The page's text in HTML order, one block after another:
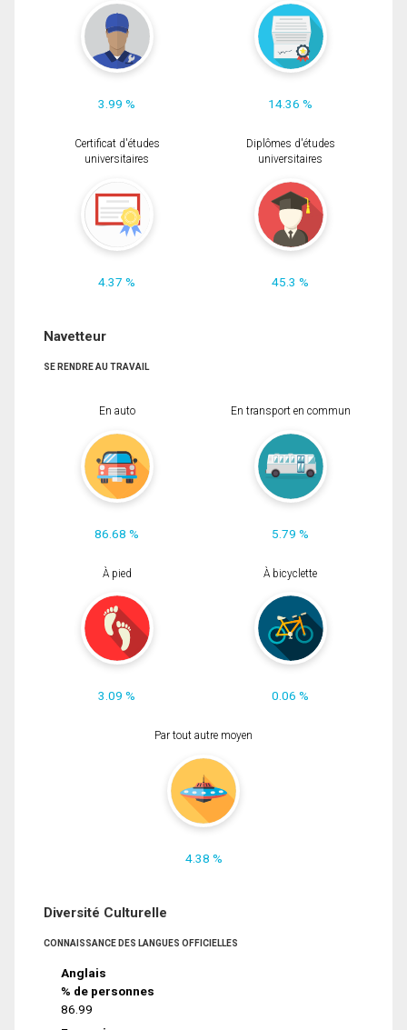
3.99 % 14.36 %
Certificat d'études
universitaires
4.37 %
Diplômes d'études
universitaires
45.3 %
Navetteur
SE RENDRE AU TRAVAIL
En auto
86.68 %
En transport en commun
5.79 %
À pied
3.09 %
À bicyclette
0.06 %
Par tout autre moyen
4.38 %
Diversité Culturelle
CONNAISSANCE DES LANGUES OFFICIELLES
Anglais
% de personnes
86.99